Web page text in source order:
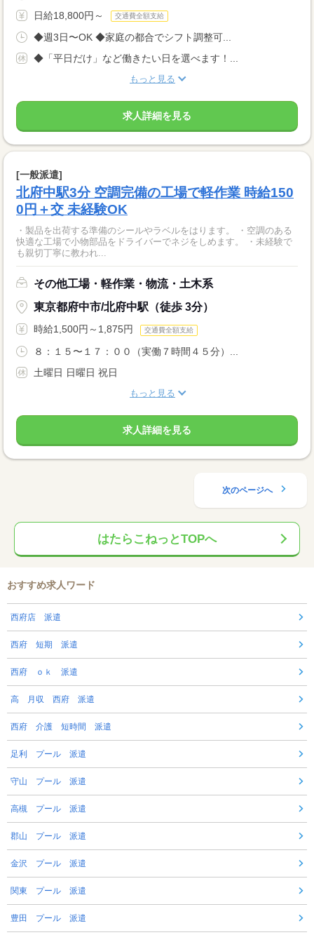
日給18,800円～ 交通費全額支給
◆週3日〜OK ◆家庭の都合でシフト調整可...
◆「平日だけ」など働きたい日を選べます！...
もっと見る
求人詳細を見る
[一般派遣]
北府中駅3分 空調完備の工場で軽作業 時給150
0円＋交 未経験OK
・製品を出荷する準備のシールやラベルをはります。 ・空調のある
快適な工場で小物部品をドライバーでネジをしめます。 ・未経験で
も親切丁寧に教われ...
その他工場・軽作業・物流・土木系
東京都府中市/北府中駅（徒歩 3分）
時給1,500円～1,875円 交通費全額支給
８：１５〜１７：００（実働７時間４５分）...
土曜日 日曜日 祝日
もっと見る
求人詳細を見る
次のページへ
はたらこねっとTOPへ
おすすめ求人ワード
西府店 派遣
西府 短期 派遣
西府 ｏｋ 派遣
高 月収 西府 派遣
西府 介護 短時間 派遣
足利 プール 派遣
守山 プール 派遣
高槻 プール 派遣
郡山 プール 派遣
金沢 プール 派遣
関東 プール 派遣
豊田 プール 派遣